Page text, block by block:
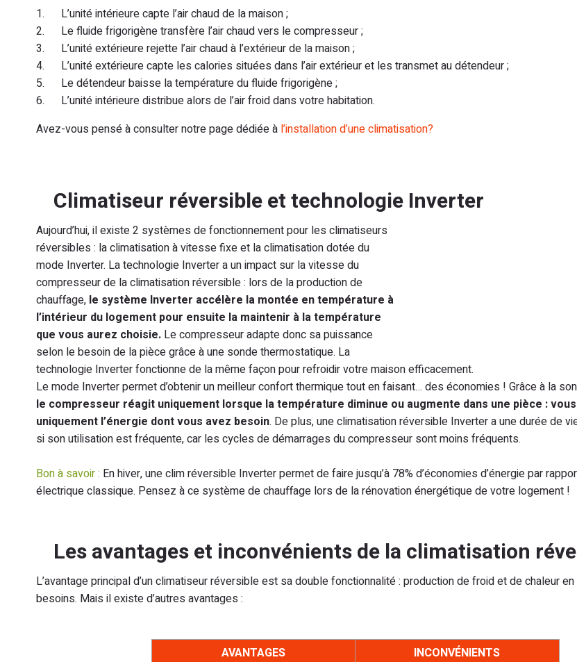
1. L’unité intérieure capte l’air chaud de la maison ;
2. Le fluide frigorigène transfère l’air chaud vers le compresseur ;
3. L’unité extérieure rejette l’air chaud à l’extérieur de la maison ;
4. L’unité extérieure capte les calories situées dans l’air extérieur et les transmet au détendeur ;
5. Le détendeur baisse la température du fluide frigorigène ;
6. L’unité intérieure distribue alors de l’air froid dans votre habitation.
Avez-vous pensé à consulter notre page dédiée à l’installation d’une climatisation?
Climatiseur réversible et technologie Inverter
Aujourd’hui, il existe 2 systèmes de fonctionnement pour les climatiseurs
réversibles : la climatisation à vitesse fixe et la climatisation dotée du
mode Inverter. La technologie Inverter a un impact sur la vitesse du
compresseur de la climatisation réversible : lors de la production de
chauffage, le système Inverter accélère la montée en température à
l’intérieur du logement pour ensuite la maintenir à la température
que vous aurez choisie. Le compresseur adapte donc sa puissance
selon le besoin de la pièce grâce à une sonde thermostatique. La
technologie Inverter fonctionne de la même façon pour refroidir votre maison efficacement.
Le mode Inverter permet d’obtenir un meilleur confort thermique tout en faisant… des économies ! Grâce à la
le compresseur réagit uniquement lorsque la température diminue ou augmente dans une pièce :
uniquement l’énergie dont vous avez besoin. De plus, une climatisation réversible Inverter a une durée de
si son utilisation est fréquente, car les cycles de démarrages du compresseur sont moins fréquents.
Bon à savoir : En hiver, une clim réversible Inverter permet de faire jusqu’à 78% d’économies d’énergie par
électrique classique. Pensez à ce système de chauffage lors de la rénovation énergétique de votre logement !
Les avantages et inconvénients de la climatisation
L’avantage principal d’un climatiseur réversible est sa double fonctionnalité : production de froid et de chaleur
besoins. Mais il existe d’autres avantages :
AVANTAGES INCONVÉNIENTS